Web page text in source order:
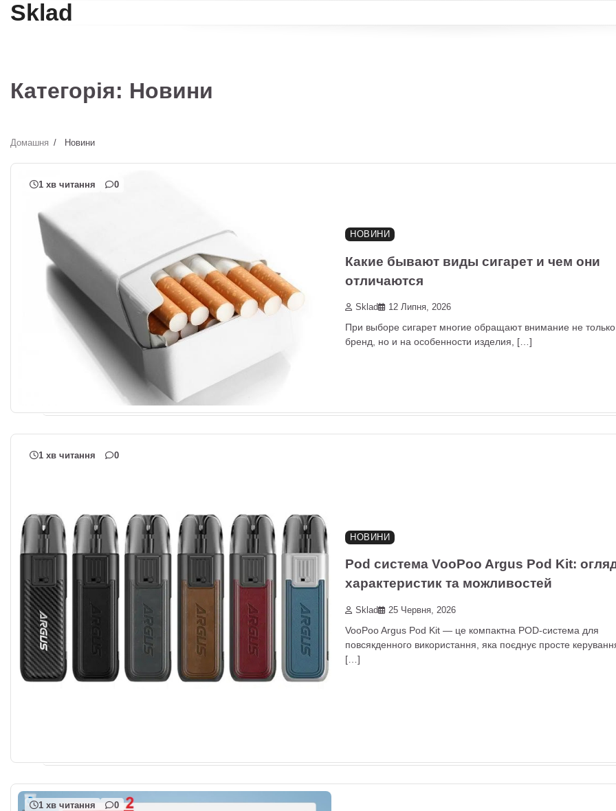
Перейти
Sklad
Категорія: Новини
Домашня Новини
1 хв читання 0
НОВИНИ
Какие бывают виды сигарет и чем они
отличаются
Sklad 12 Липня, 2026
При выборе сигарет многие обращают внимание не
бренд, но и на особенности изделия, […]
1 хв читання 0
НОВИНИ
Pod система VooPoo Argus Pod Kit:
характеристик та можливостей
Sklad 25 Червня, 2026
VooPoo Argus Pod Kit — це компактна POD-система для
повсякденного використання, яка поєднує просте
[…]
1 хв читання 0